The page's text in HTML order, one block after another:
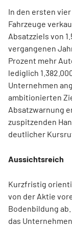
In den ersten
Fahrzeuge
Absatzziels von
vergangenen
Prozent mehr
lediglich
Unternehmen
ambitionierten
Absatzwarnung
zuspitzenden
deutlicher
Aussichtsreich
Kurzfristig
von der Aktie
Bodenbildung
das